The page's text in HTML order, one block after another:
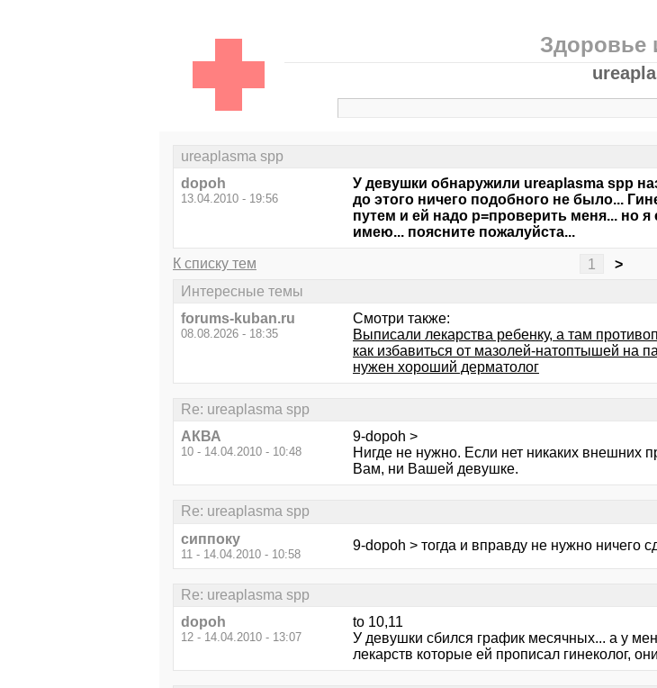
Здоровье
ureaplasma spp
dopoh
13.04.2010 - 19:56
У девушки обнаружили ureaplasma spp
до этого ничего подобного не было...
путем и ей надо р=проверить меня... но я
имею... поясните пожалуйста...
К списку тем 1 >
Интересные темы
forums-kuban.ru
08.08.2026 - 18:35
Смотри также:
Выписали лекарства ребенку, а там
как избавиться от мазолей-натоптышей на
нужен хороший дерматолог
Re: ureaplasma spp
АКВА
10 - 14.04.2010 - 10:48
9-dopoh >
Нигде не нужно. Если нет никаких внешних
Вам, ни Вашей девушке.
Re: ureaplasma spp
сиппоку
11 - 14.04.2010 - 10:58
9-dopoh > тогда и вправду не нужно ничего
Re: ureaplasma spp
dopoh
12 - 14.04.2010 - 13:07
to 10,11
У девушки сбился график месячных... а у
лекарств которые ей прописал гинеколог,